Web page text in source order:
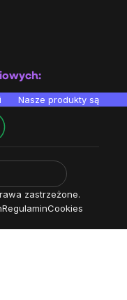
Nasze produkty są
zastrzeżone.
RegulaminCookies